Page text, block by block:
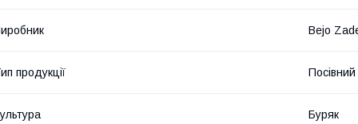
Bejo
продукції
Буряк